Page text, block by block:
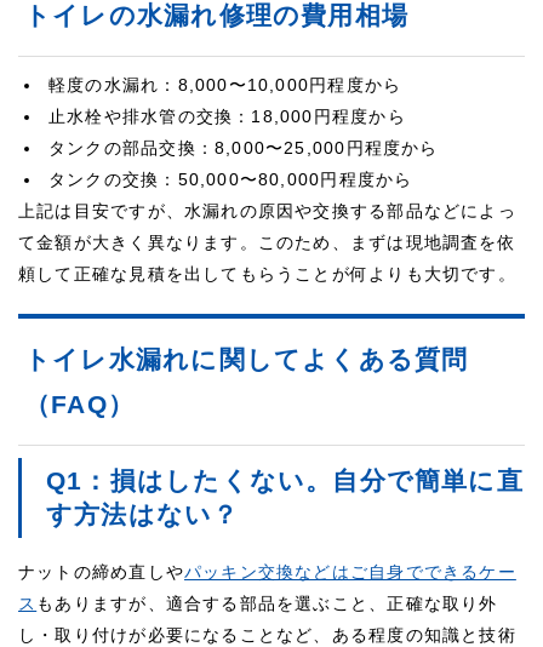
トイレの水漏れ修理の費用相場
軽度の水漏れ：8,000〜10,000円程度から
止水栓や排水管の交換：18,000円程度から
タンクの部品交換：8,000〜25,000円程度から
タンクの交換：50,000〜80,000円程度から
上記は目安ですが、水漏れの原因や交換する部品などによっ
て金額が大きく異なります。このため、まずは現地調査を依
頼して正確な見積を出してもらうことが何よりも大切です。
トイレ水漏れに関してよくある質問
（FAQ）
Q1：損はしたくない。自分で簡単に直
す方法はない？
ナットの締め直しやパッキン交換などはご自身でできるケー
ス もありますが、適合する部品を選ぶこと、正確な取り外
し・取り付けが必要になることなど、ある程度の知識と技術